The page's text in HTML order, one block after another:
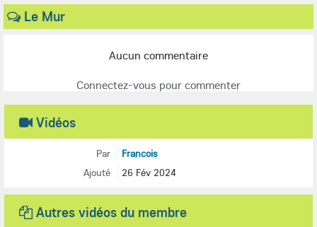
Le Mur
Aucun commentaire
Connectez-vous pour commenter
Vidéos
Par
Francois
Ajouté
26 Fév 2024
Autres vidéos du membre